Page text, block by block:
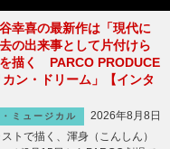
幸喜の最新作は「現代に
の出来事として片付けら
描く PARCO PRODUCE
ン・ドリーム」【インタ
ミュージカル
2026年8月8日
トで描く、渾身（こんしん）